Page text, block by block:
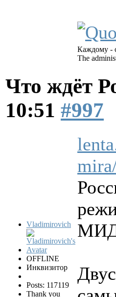
Каждому -
The
Что ждёт
10:51 #997
Vladimirovich
OFFLINE
Инквизитор
Posts: 117119
Thank you
МИД